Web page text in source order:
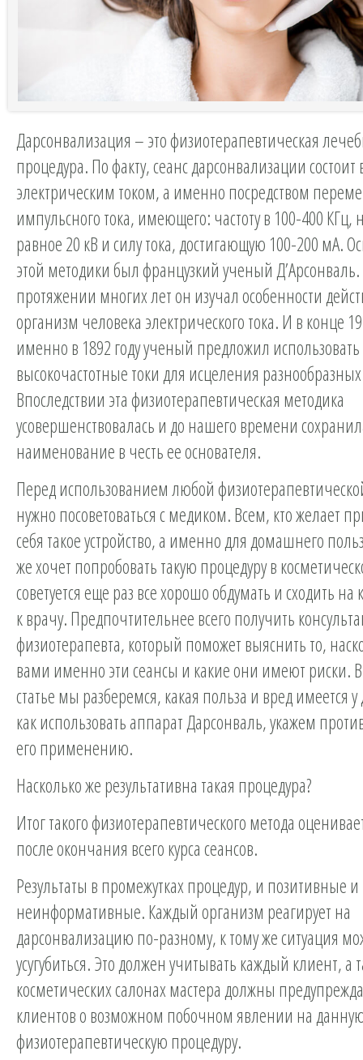
Дарсонвализация – это физиотерапевтическая
процедура. По факту, сеанс дарсонвализации
электрическим током, а именно посредством
импульсного тока, имеющего: частоту в 100-400
равное 20 кВ и силу тока, достигающую 100-200 мА.
этой методики был французкий ученый
протяжении многих лет он изучал особенности
организм человека электрического тока. И в конце
именно в 1892 году ученый предложил использовать
высокочастотные токи для исцеления
Впоследствии эта физиотерапевтическая методика
усовершенствовалась и до нашего времени
наименование в честь ее основателя.
Перед использованием любой
нужно посоветоваться с медиком. Всем, кто желает
себя такое устройство, а именно для домашнего
же хочет попробовать такую процедуру в
советуется еще раз все хорошо обдумать и сходить
к врачу. Предпочтительнее всего получить
физиотерапевта, который поможет выяснить то,
вами именно эти сеансы и какие они имеют риски.
статье мы разберемся, какая польза и вред имеется
как использовать аппаратДарсонваль, укажем
его применению.
Насколько же результативна такая процедура?
Итог такого физиотерапевтического метода
после окончания всего курса сеансов.
Результаты в промежутках процедур, и позитивные
неинформативные. Каждый организм реагирует на
дарсонвализацию по-разному, к тому же ситуация
усугубиться. Это должен учитывать каждый клиент, а
косметических салонах мастера должны
клиентов о возможном побочном явлении на
физиотерапевтическую процедуру.